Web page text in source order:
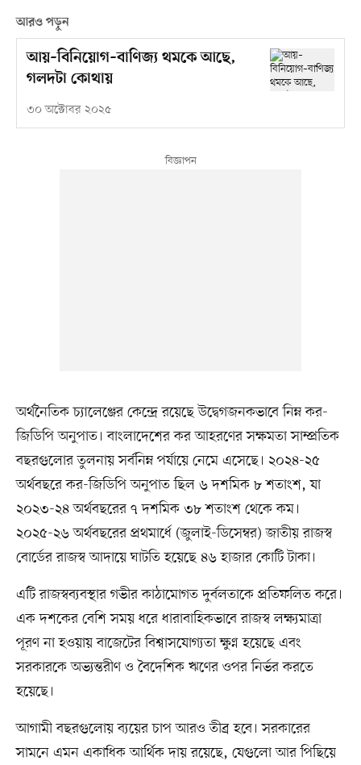
আরও পড়ুন
আয়–বিনিয়োগ–বাণিজ্য থমকে আছে,
গলদটা কোথায়
৩০ অক্টোবর ২০২৫
অর্থনৈতিক চ্যালেঞ্জের কেন্দ্রে রয়েছে উদ্বেগজনকভাবে নিম্ন কর-
জিডিপি অনুপাত। বাংলাদেশের কর আহরণের সক্ষমতা সাম্প্রতিক
বছরগুলোর তুলনায় সর্বনিম্ন পর্যায়ে নেমে এসেছে। ২০২৪-২৫
অর্থবছরে কর-জিডিপি অনুপাত ছিল ৬ দশমিক ৮ শতাংশ, যা
২০২৩-২৪ অর্থবছরের ৭ দশমিক ৩৮ শতাংশ থেকে কম।
২০২৫-২৬ অর্থবছরের প্রথমার্ধে (জুলাই-ডিসেম্বর) জাতীয় রাজস্ব
বোর্ডের রাজস্ব আদায়ে ঘাটতি হয়েছে ৪৬ হাজার কোটি টাকা।
এটি রাজস্বব্যবস্থার গভীর কাঠামোগত দুর্বলতাকে প্রতিফলিত করে।
এক দশকের বেশি সময় ধরে ধারাবাহিকভাবে রাজস্ব লক্ষ্যমাত্রা
পূরণ না হওয়ায় বাজেটের বিশ্বাসযোগ্যতা ক্ষুণ্ন হয়েছে এবং
সরকারকে অভ্যন্তরীণ ও বৈদেশিক ঋণের ওপর নির্ভর করতে
হয়েছে।
আগামী বছরগুলোয় ব্যয়ের চাপ আরও তীব্র হবে। সরকারের
সামনে এমন একাধিক আর্থিক দায় রয়েছে, যেগুলো আর পিছিয়ে